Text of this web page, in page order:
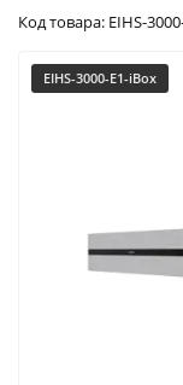
Код товара: EIHS-
EIHS-3000-E1-iBox